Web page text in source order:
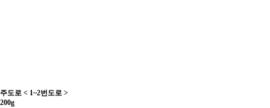
주도로 < 1~2번도로 >
200g